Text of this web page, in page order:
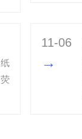
11-06
→